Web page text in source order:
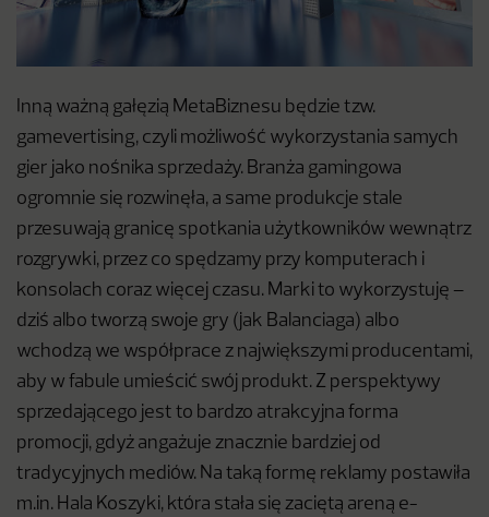
Inną ważną gałęzią MetaBiznesu będzie tzw.
gamevertising, czyli możliwość wykorzystania samych
gier jako nośnika sprzedaży. Branża gamingowa
ogromnie się rozwinęła, a same produkcje stale
przesuwają granicę spotkania użytkowników wewnątrz
rozgrywki, przez co spędzamy przy komputerach i
konsolach coraz więcej czasu. Marki to wykorzystuję –
dziś albo tworzą swoje gry (jak Balanciaga) albo
wchodzą we współprace z największymi producentami,
aby w fabule umieścić swój produkt. Z perspektywy
sprzedającego jest to bardzo atrakcyjna forma
promocji, gdyż angażuje znacznie bardziej od
tradycyjnych mediów. Na taką formę reklamy postawiła
m.in. Hala Koszyki, która stała się zaciętą areną e-